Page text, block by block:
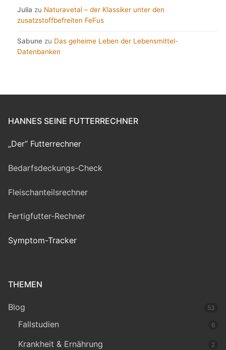
Julia zu Naturavetal – der Klassiker unter den
zusatzstoffbefreiten FeFus
Sabune zu Das geheime Leben der Lebensmittel-
Datenbanken
HANNES SEINE FUTTERRECHNER
„Der“ Futterrechner
Bedarfsdeckungs-Check
Fleischanteilsrechner
Fertigfutter-Rechner
Symptom-Tracker
THEMEN
Blog 53
Fallstudien 6
Krankheit & Ernährung 2